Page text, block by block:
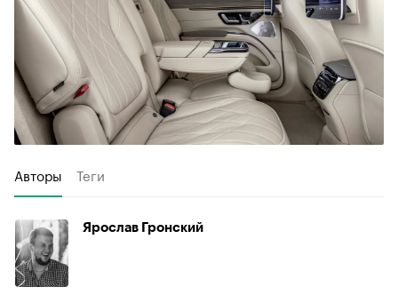
Авторы Теги
Ярослав Гронский